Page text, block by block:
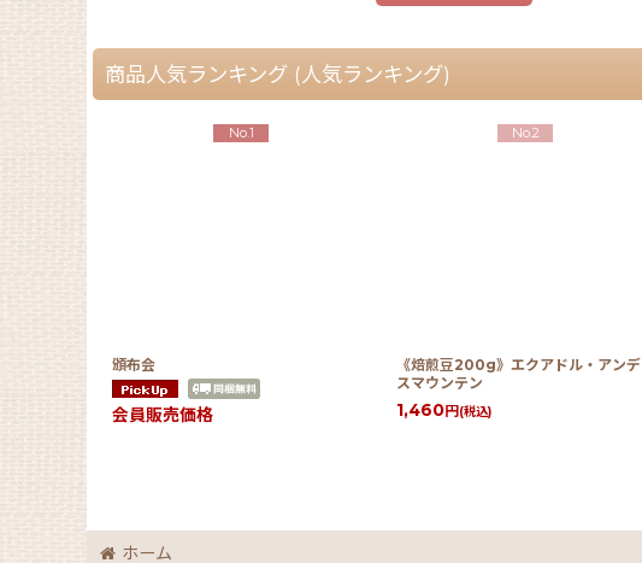
商品人気ランキング (人気ランキング)
No.1
頒布会
会員販売価格
No.2
《焙煎豆200g》エクアドル・アンデ
スマウンテン
1,460円 (税込)
ホーム